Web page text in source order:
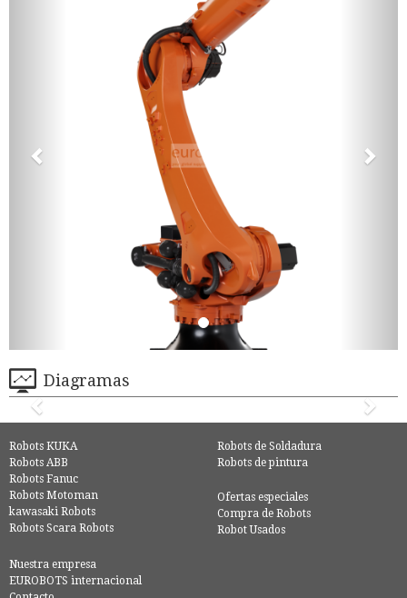
Diagramas
Robots KUKA
Robots ABB
Robots Fanuc
Robots Motoman
kawasaki Robots
Robots Scara Robots
Robots de Soldadura
Robots de pintura
Ofertas especiales
Compra de Robots
Robot Usados
Nuestra empresa
EUROBOTS internacional